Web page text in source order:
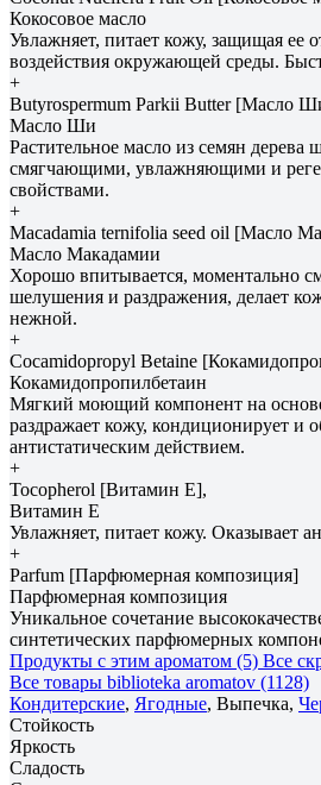
Кокосовое масло
Увлажняет, питает кожу, защищая ее
воздействия окружающей среды.
+
Butyrospermum Parkii Butter [Масло
Масло Ши
Растительное масло из семян дерева
смягчающими, увлажняющими и
свойствами.
+
Macadamia ternifolia seed oil [Масло
Масло Макадамии
Хорошо впитывается, моментально
шелушения и раздражения, делает
нежной.
+
Cocamidopropyl Betaine
Кокамидопропилбетаин
Мягкий моющий компонент на
раздражает кожу, кондиционирует и
антистатическим действием.
+
Tocopherol [Витамин Е],
Витамин Е
Увлажняет, питает кожу. Оказывает
+
Parfum [Парфюмерная композиция]
Парфюмерная композиция
Уникальное сочетание
синтетических парфюмерных
Продукты с этим ароматом (5) Все
Все товары biblioteka aromatov (1128)
Кондитерские, Ягодные, Выпечка,
Стойкость
Яркость
Сладость